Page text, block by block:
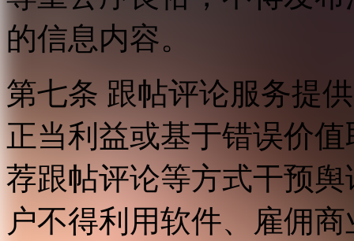
的信息内容。
第七条 跟帖评论服务提
正当利益或基于错误价
荐跟帖评论等方式干预
户不得利用软件、雇佣